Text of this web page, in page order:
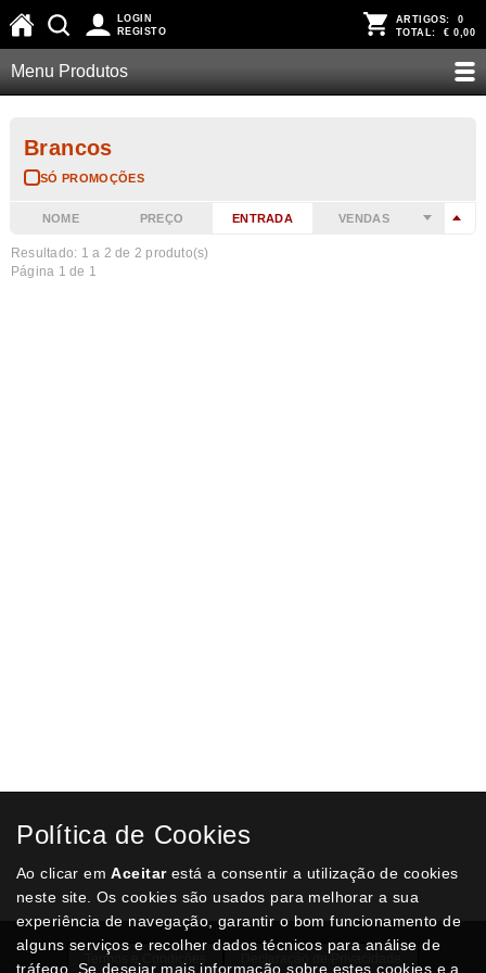
LOGIN
REGISTO
ARTIGOS: 0
TOTAL: € 0,00
Menu Produtos
Brancos
SÓ PROMOÇÕES
NOME PREÇO ENTRADA VENDAS
Resultado: 1 a 2 de 2 produto(s)
Página 1 de 1
Envelope auto-adesivo porta documentos, 165x122mm, branco com
ADICIONAR AO CARRINHO
Termos e Condições
Política de Cookies
Ao clicar emAceitarestá a consentir a utilização de cookies
neste site. Os cookies são usados para melhorar a sua
experiência de navegação, garantir o bom funcionamento de
alguns serviços e recolher dados técnicos para análise de
tráfego. Se desejar mais informação sobre estes cookies e a